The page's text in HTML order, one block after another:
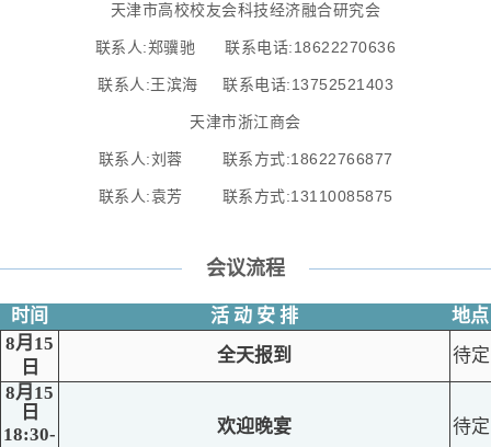
天津市高校校友会科技经济融合研究会
联系人:郑骥驰 联系电话:18622270636
联系人:王滨海 联系电话:13752521403
天津市浙江商会
联系人:刘蓉 联系方式:18622766877
联系人:袁芳 联系方式:13110085875
会议流程
时间 活 动 安 排
地点
8月15
日
全天报到
待定
8月15
日
18:30-
欢迎晚宴 待定